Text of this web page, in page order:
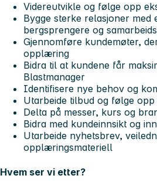
Videreutvikle og følge opp
Bygge sterke relasjoner med
bergsprengere og
Gjennomføre kundemøter,
opplæring
Bidra til at kundene får
Blastmanager
Identifisere nye behov og
Utarbeide tilbud og følge
Delta på messer, kurs og
Bidra med kundeinnsikt og
Utarbeide nyhetsbrev,
opplæringsmateriell
Hvem ser vi etter?